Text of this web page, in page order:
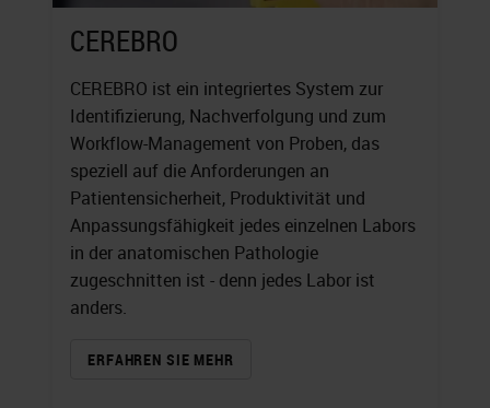
CEREBRO
CEREBRO ist ein integriertes System zur
Identifizierung, Nachverfolgung und zum
Workflow-Management von Proben, das
speziell auf die Anforderungen an
Patientensicherheit, Produktivität und
Anpassungsfähigkeit jedes einzelnen Labors
in der anatomischen Pathologie
zugeschnitten ist - denn jedes Labor ist
anders.
ERFAHREN SIE MEHR